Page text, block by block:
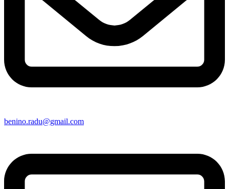
benino.radu@gmail.com